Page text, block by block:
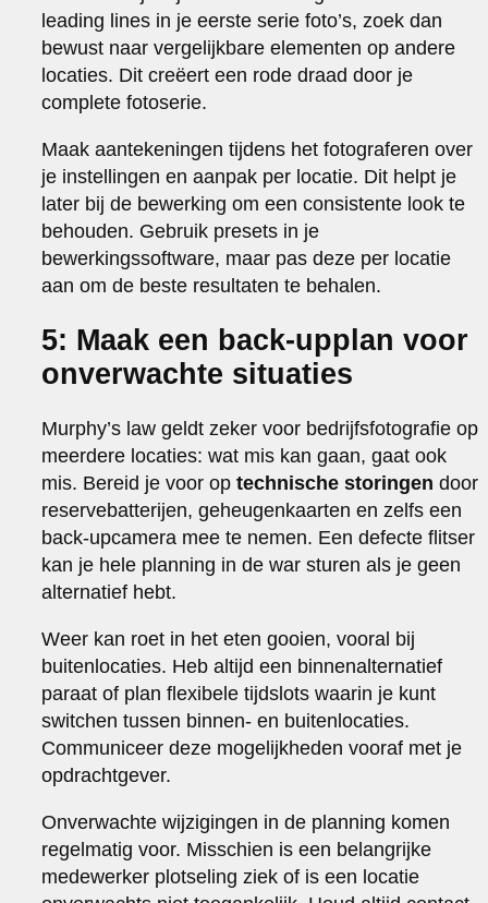
leading lines in je eerste serie foto’s, zoek dan
bewust naar vergelijkbare elementen op andere
locaties. Dit creëert een rode draad door je
complete fotoserie.
Maak aantekeningen tijdens het fotograferen over
je instellingen en aanpak per locatie. Dit helpt je
later bij de bewerking om een consistente look te
behouden. Gebruik presets in je
bewerkingssoftware, maar pas deze per locatie
aan om de beste resultaten te behalen.
5: Maak een back-upplan voor
onverwachte situaties
Murphy’s law geldt zeker voor bedrijfsfotografie op
meerdere locaties: wat mis kan gaan, gaat ook
mis. Bereid je voor optechnische storingen door
reservebatterijen, geheugenkaarten en zelfs een
back-upcamera mee te nemen. Een defecte flitser
kan je hele planning in de war sturen als je geen
alternatief hebt.
Weer kan roet in het eten gooien, vooral bij
buitenlocaties. Heb altijd een binnenalternatief
paraat of plan flexibele tijdslots waarin je kunt
switchen tussen binnen- en buitenlocaties.
Communiceer deze mogelijkheden vooraf met je
opdrachtgever.
Onverwachte wijzigingen in de planning komen
regelmatig voor. Misschien is een belangrijke
medewerker plotseling ziek of is een locatie